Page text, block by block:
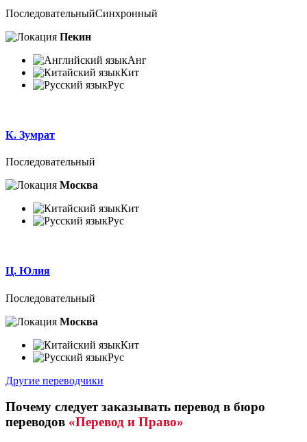
ПоследовательныйСинхронный
Пекин
Анг
Кит
Рус
К. Зумрат
Последовательный
Москва
Кит
Рус
Ц. Юлия
Последовательный
Москва
Кит
Рус
Другие переводчики
Почему следует заказывать перевод в бюро
переводов «Перевод и Право»